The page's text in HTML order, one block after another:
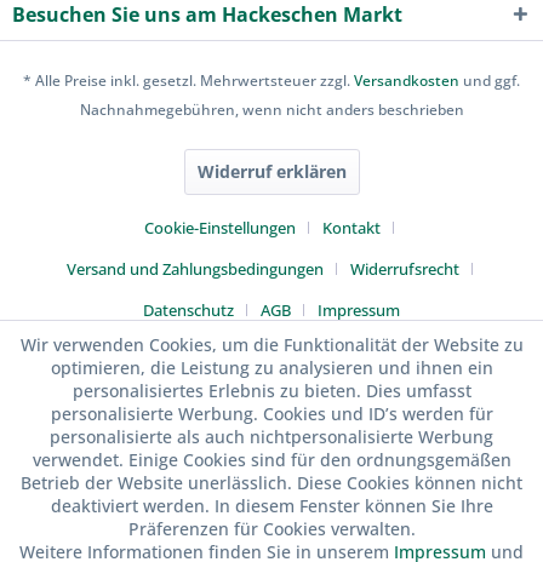
Besuchen Sie uns am Hackeschen Markt
* Alle Preise inkl. gesetzl. Mehrwertsteuer zzgl.Versandkosten und ggf.
Nachnahmegebühren, wenn nicht anders beschrieben
Widerruf erklären
Cookie-Einstellungen
Kontakt
Versand und Zahlungsbedingungen
Widerrufsrecht
Datenschutz
AGB Impressum
Wir verwenden Cookies, um die Funktionalität der Website zu
optimieren, die Leistung zu analysieren und ihnen ein
personalisiertes Erlebnis zu bieten. Dies umfasst
personalisierte Werbung. Cookies und ID’s werden für
personalisierte als auch nichtpersonalisierte Werbung
verwendet. Einige Cookies sind für den ordnungsgemäßen
Betrieb der Website unerlässlich. Diese Cookies können nicht
deaktiviert werden. In diesem Fenster können Sie Ihre
Präferenzen für Cookies verwalten.
Weitere Informationen finden Sie in unserem Impressum und